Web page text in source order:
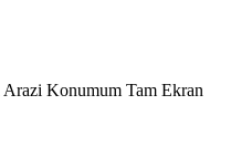
Arazi Konumum Tam Ekran